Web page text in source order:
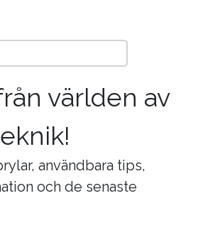
världen av
användbara tips,
och de senaste